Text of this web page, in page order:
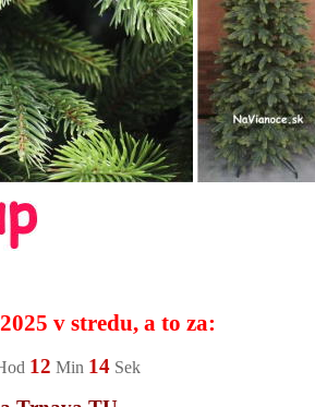
v stredu, a to za:
12 Min 12 Sek